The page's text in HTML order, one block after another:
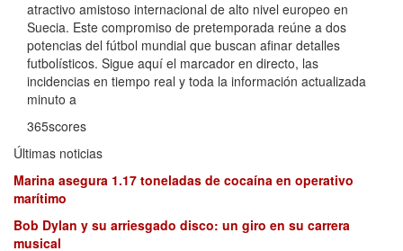
atractivo amistoso internacional de alto nivel europeo en
Suecia. Este compromiso de pretemporada reúne a dos
potencias del fútbol mundial que buscan afinar detalles
futbolísticos. Sigue aquí el marcador en directo, las
incidencias en tiempo real y toda la información actualizada
minuto a
365scores
Últimas noticias
Marina asegura 1.17 toneladas de cocaína en operativo
marítimo
Bob Dylan y su arriesgado disco: un giro en su carrera
musical